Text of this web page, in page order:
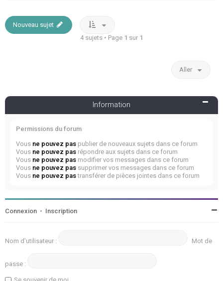
Nouveau sujet
4 sujets • Page 1 sur 1
Aller
Information
Permissions du forum
Vous ne pouvez pas publier de nouveaux sujets dans ce forum
Vous ne pouvez pas répondre aux sujets dans ce forum
Vous ne pouvez pas modifier vos messages dans ce forum
Vous ne pouvez pas supprimer vos messages dans ce forum
Vous ne pouvez pastransférer de pièces jointes dans ce forum
Connexion • Inscription
Nom d’utilisateur : Mot de
passe :